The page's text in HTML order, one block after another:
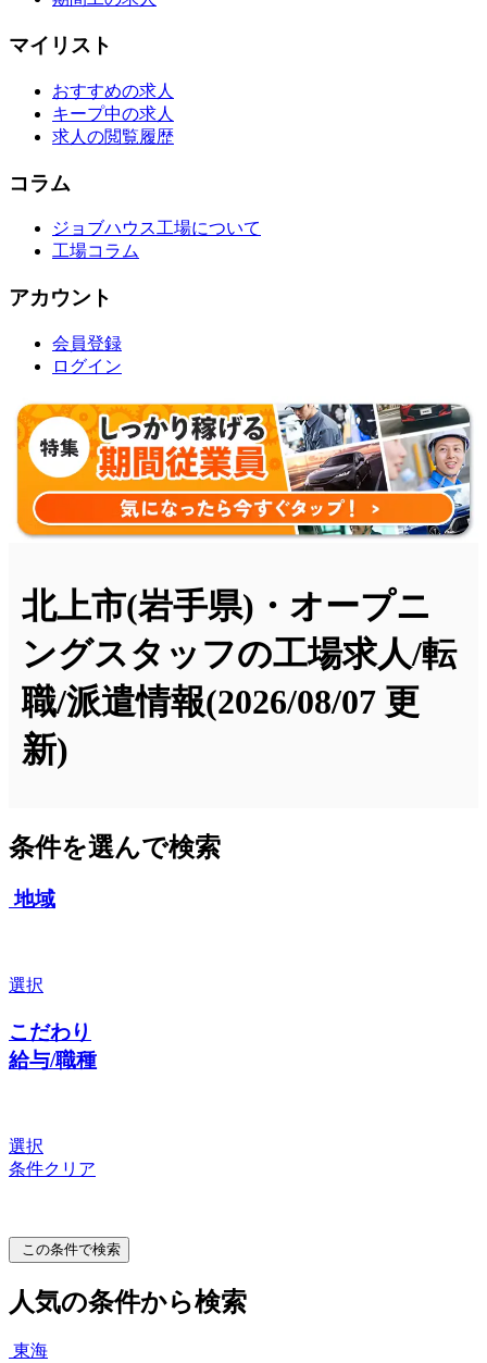
マイリスト
おすすめの求人
キープ中の求人
求人の閲覧履歴
コラム
ジョブハウス工場について
工場コラム
アカウント
会員登録
ログイン
北上市(岩手県)・オープニ
ングスタッフの工場求人/転
職/派遣情報(2026/08/07 更
新)
条件を選んで検索
地域
選択
こだわり
給与/職種
選択
条件クリア
この条件で検索
人気の条件から検索
東海